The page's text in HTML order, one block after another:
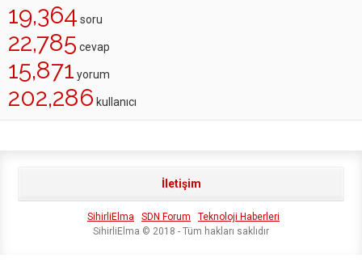
19,364 soru
22,785 cevap
15,871 yorum
202,286 kullanıcı
İletişim
SihirliElma SDN Forum
Teknoloji Haberleri
SihirliElma © 2018 - Tüm hakları saklıdır